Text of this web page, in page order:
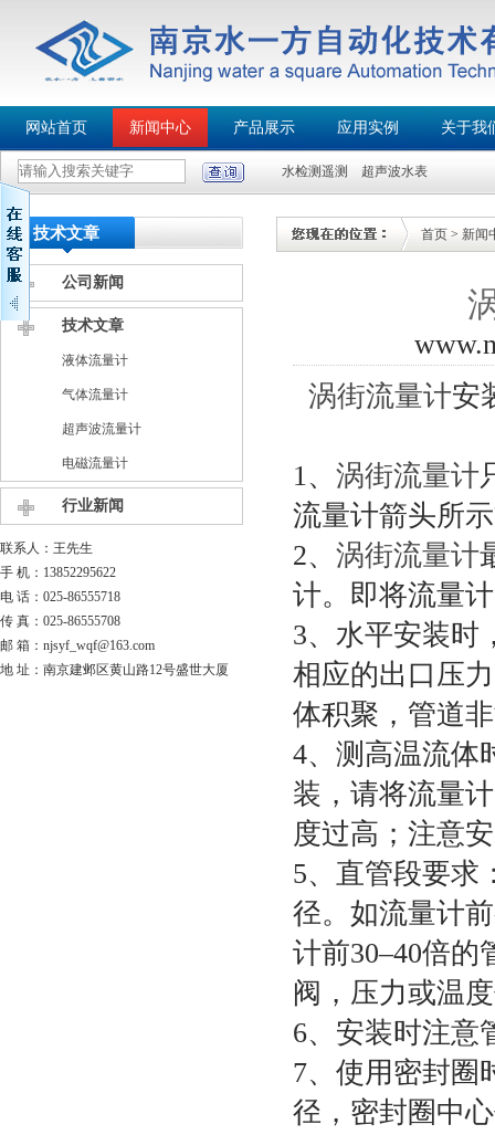
网站首页 新闻中心 产品展示 应用实例 关于我
水检测遥测 超声波水表
技术文章
公司新闻
技术文章
液体流量计
气体流量计
超声波流量计
电磁流量计
行业新闻
联系人：王先生
手 机：13852295622
电 话：025-86555718
传 真：025-86555708
邮 箱：njsyf_wqf@163.com
地 址：南京建邺区黄山路12号盛世大厦
首页 > 新闻
涡街流量计安
1、 涡街流量计
流量计箭头所
2、 涡街流量计
计。即将流量
3、水平安装时
相应的出口压
体积聚，管道
4、测高温流体
装，请将流量
度过高；注意
5、直管段要求
径。如流量计
计前30–40倍
阀，压力或温
6、安装时注意
7、使用密封圈
径，密封圈中